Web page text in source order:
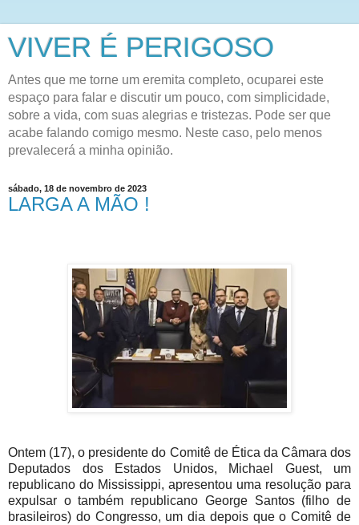
VIVER É PERIGOSO
Antes que me torne um eremita completo, ocuparei este
espaço para falar e discutir um pouco, com simplicidade,
sobre a vida, com suas alegrias e tristezas. Pode ser que
acabe falando comigo mesmo. Neste caso, pelo menos
prevalecerá a minha opinião.
sábado, 18 de novembro de 2023
LARGA A MÃO !
Ontem (17), o presidente do Comitê de Ética da Câmara dos
Deputados dos Estados Unidos, Michael Guest, um
republicano do Mississippi, apresentou uma resolução para
expulsar o também republicano George Santos (filho de
brasileiros) do Congresso, um dia depois que o Comitê de